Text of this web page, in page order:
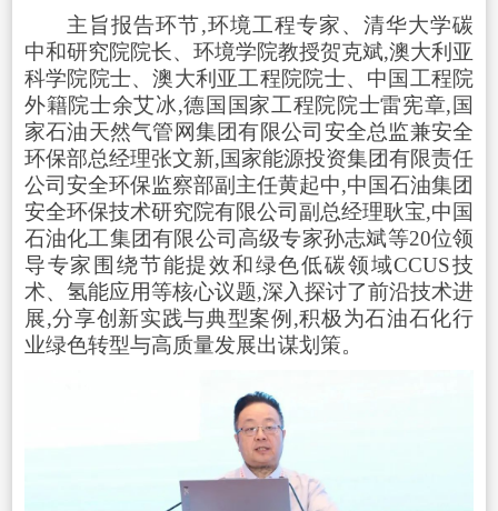
主旨报告环节,环境工程专家、清华大学碳
中和研究院院长、环境学院教授贺克斌,澳大利亚
科学院院士、澳大利亚工程院院士、中国工程院
外籍院士余艾冰,德国国家工程院院士雷宪章,国
家石油天然气管网集团有限公司安全总监兼安全
环保部总经理张文新,国家能源投资集团有限责任
公司安全环保监察部副主任黄起中,中国石油集团
安全环保技术研究院有限公司副总经理耿宝,中国
石油化工集团有限公司高级专家孙志斌等20位领
导专家围绕节能提效和绿色低碳领域CCUS技
术、氢能应用等核心议题,深入探讨了前沿技术进
展,分享创新实践与典型案例,积极为石油石化行
业绿色转型与高质量发展出谋划策。